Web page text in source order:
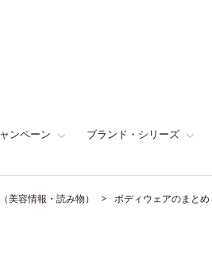
ンペーン ブランド・シリーズ
美容情報・読み物） ボディウェアのまとめ